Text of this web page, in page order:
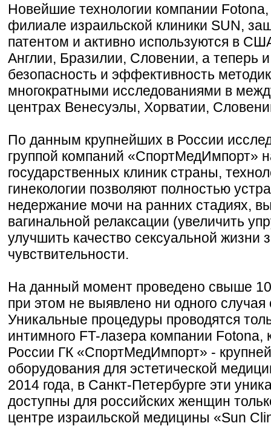
Новейшие технологии компании
филиале израильской клиники SUN,
патентом и активно используются в
Англии, Бразилии, Словении, а теперь
безопасность и эффективность
многократными исследованиями в
центрах Венесуэлы, Хорватии,
По данным крупнейших в России
группой компаний «СпортМедИмпорт»
государственных клиник страны,
гинекологии позволяют полностью
недержание мочи на ранних стадиях,
вагинальной релаксации (увеличить
улучшить качество сексуальной жизни
чувствительности.
На данный момент проведено свыше
при этом не выявлено ни одного
Уникальные процедуры проводятся
интимного FT-лазера компании Fotona,
России ГК «СпортМедИмпорт» -
оборудования для эстетической
2014 года, в Санкт-Петербурге эти
доступны для российских женщин
центре израильской медицины «Sun